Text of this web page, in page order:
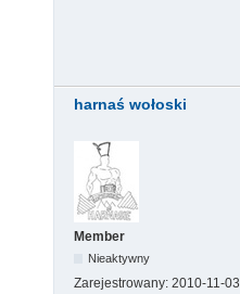
harnaś wołoski
Member
Nieaktywny
Zarejestrowany: 2010-11-03